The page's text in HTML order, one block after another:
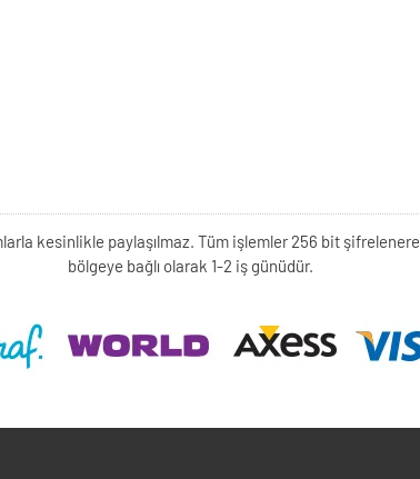
kesinlikle paylaşılmaz. Tüm işlemler 256 bit
bölgeye bağlı olarak 1-2 iş günüdür.